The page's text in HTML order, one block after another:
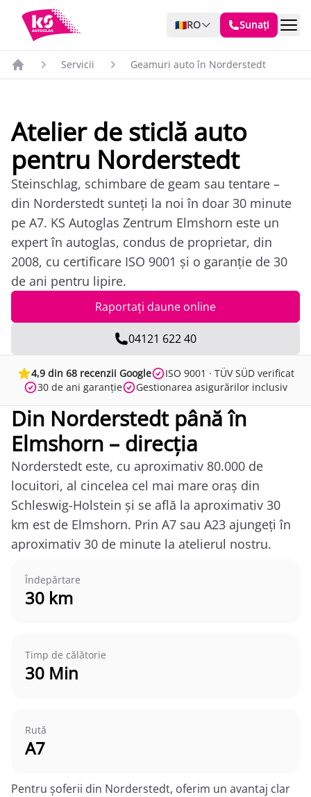
🇷🇴RO Sunați
Servicii Geamuri auto în Norderstedt
Atelier de sticlă auto
pentru Norderstedt
Steinschlag, schimbare de geam sau tentare –
din Norderstedt sunteți la noi în doar 30 minute
pe A7. KS Autoglas Zentrum Elmshorn este un
expert în autoglas, condus de proprietar, din
2008, cu certificare ISO 9001 și o garanție de 30
de ani pentru lipire.
Raportați daune online
04121 622 40
4,9 din 68 recenzii Google
ISO 9001 · TÜV SÜD verificat
30 de ani garanție
Gestionarea asigurărilor inclusiv
Din Norderstedt până în
Elmshorn – direcția
Norderstedt este, cu aproximativ 80.000 de
locuitori, al cincelea cel mai mare oraș din
Schleswig-Holstein și se află la aproximativ 30
km est de Elmshorn. Prin A7 sau A23 ajungeți în
aproximativ 30 de minute la atelierul nostru.
Îndepărtare
30 km
Timp de călătorie
30 Min
Rută
A7
Pentru șoferii din Norderstedt, oferim un avantaj clar